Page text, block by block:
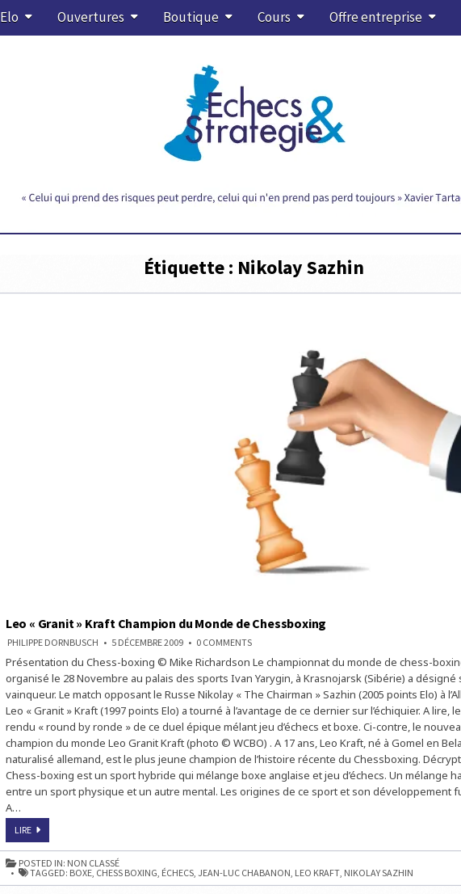
Elo Ouvertures Boutique Cours Offre entreprise
Étiquette : Nikolay Sazhin
Leo « Granit » Kraft Champion du Monde de Chessboxing
PHILIPPE DORNBUSCH 5 DÉCEMBRE 2009 0 COMMENTSON
« GRANIT »
KRAFT
CHAMPION
DU
MONDE
DE
CHESSBOXING
Présentation du Chess-boxing © Mike Richardson Le championnat du monde de chess-
organisé le 28 Novembre au palais des sports Ivan Yarygin, à Krasnojarsk (Sibérie) a désigné
vainqueur. Le match opposant le Russe Nikolay « The Chairman » Sazhin (2005 points Elo) à
Leo « Granit » Kraft (1997 points Elo) a tourné à l’avantage de ce dernier sur l’échiquier. A lire,
rendu « round by ronde » de ce duel épique mélant jeu d’échecs et boxe. Ci-contre, le
champion du monde Leo Granit Kraft (photo © WCBO) . A 17 ans, Leo Kraft, né à Gomel en
naturalisé allemand, est le plus jeune champion de l’histoire récente du Chessboxing.
Chess-boxing est un sport hybride qui mélange boxe anglaise et jeu d’échecs. Un mélange
entre un sport physique et un autre mental. Les origines de ce sport et son développement
A…
LIRELEO
KRAFT
CHAMPION
DU
MONDE
DE
POSTED IN: NON CLASSÉ
TAGGED: BOXE, CHESS BOXING ÉCHECS, JEAN-LUC CHABANON LEO KRAFT, NIKOLAY SAZHIN